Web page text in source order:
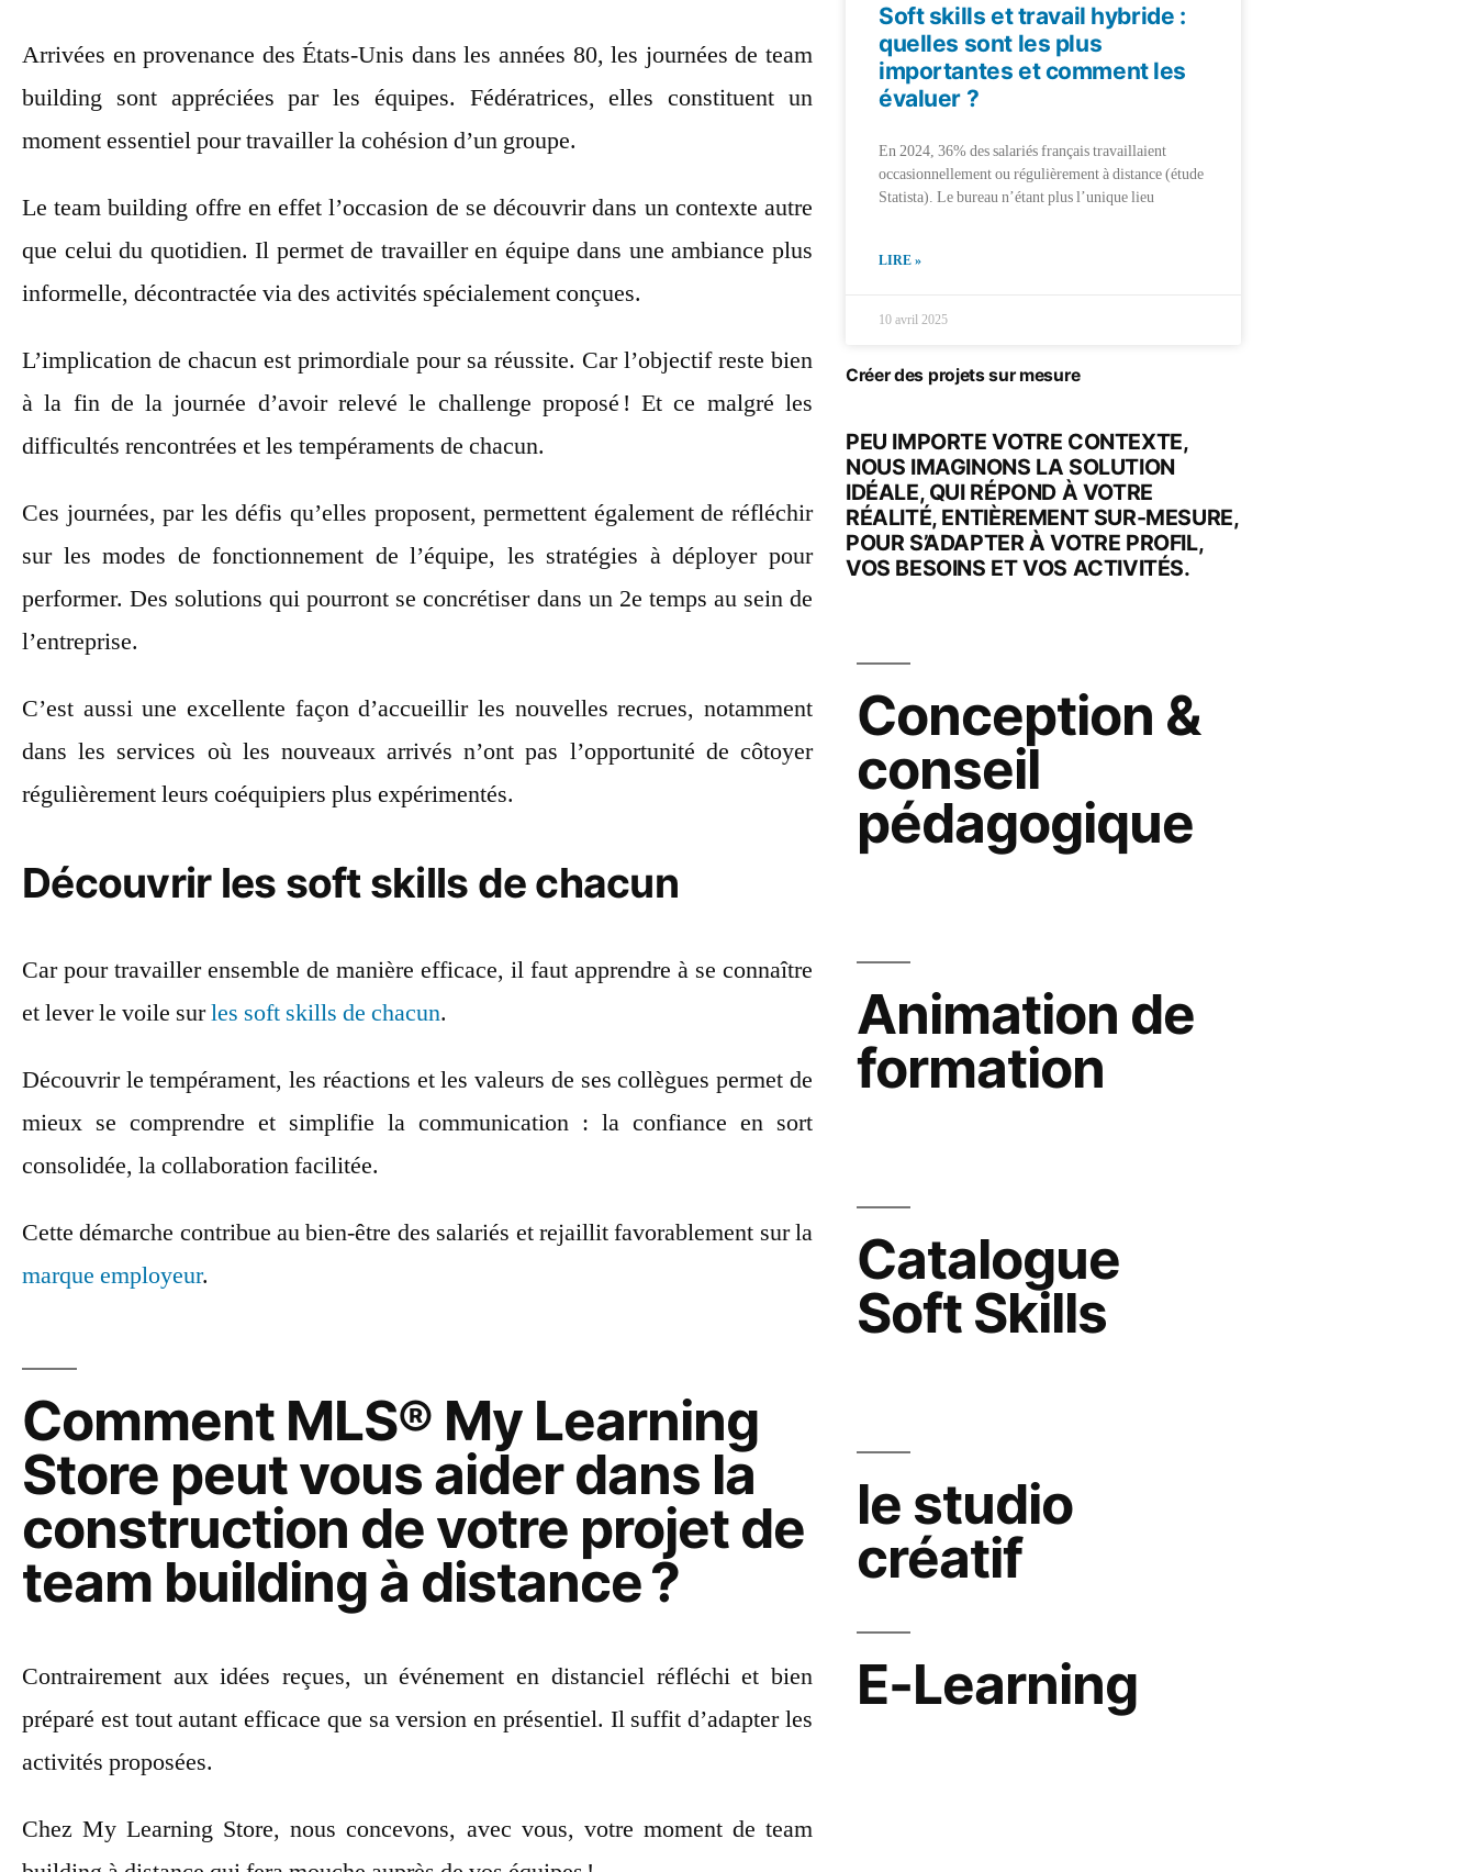
Arrivées en provenance des États-Unis dans les années 80, les journées de team
building sont appréciées par les équipes. Fédératrices, elles constituent un
moment essentiel pour travailler la cohésion d’un groupe.
Le team building offre en effet l’occasion de se découvrir dans un contexte autre
que celui du quotidien. Il permet de travailler en équipe dans une ambiance plus
informelle, décontractée via des activités spécialement conçues.
L’implication de chacun est primordiale pour sa réussite. Car l’objectif reste bien
à la fin de la journée d’avoir relevé le challenge proposé ! Et ce malgré les
difficultés rencontrées et les tempéraments de chacun.
Ces journées, par les défis qu’elles proposent, permettent également de réfléchir
sur les modes de fonctionnement de l’équipe, les stratégies à déployer pour
performer. Des solutions qui pourront se concrétiser dans un 2e temps au sein de
l’entreprise.
C’est aussi une excellente façon d’accueillir les nouvelles recrues, notamment
dans les services où les nouveaux arrivés n’ont pas l’opportunité de côtoyer
régulièrement leurs coéquipiers plus expérimentés.
Découvrir les soft skills de chacun
Car pour travailler ensemble de manière efficace, il faut apprendre à se connaître
et lever le voile surles soft skills de chacun.
Découvrir le tempérament, les réactions et les valeurs de ses collègues permet de
mieux se comprendre et simplifie la communication : la confiance en sort
consolidée, la collaboration facilitée.
Cette démarche contribue au bien-être des salariés et rejaillit favorablement sur la
marque employeur.
Comment MLS® My Learning
Store peut vous aider dans la
construction de votre projet de
team building à distance ?
Contrairement aux idées reçues, un événement en distanciel réfléchi et bien
préparé est tout autant efficace que sa version en présentiel. Il suffit d’adapter les
activités proposées.
Chez My Learning Store, nous concevons, avec vous, votre moment de team
Soft skills et travail hybride :
quelles sont les plus
importantes et comment les
évaluer ?
En 2024, 36% des salariés français travaillaient
occasionnellement ou régulièrement à distance (étude
Statista). Le bureau n’étant plus l’unique lieu
LIRE »
10 avril 2025
Créer des projets sur mesure
PEU IMPORTE VOTRE CONTEXTE,
NOUS IMAGINONS LA SOLUTION
IDÉALE, QUI RÉPOND À VOTRE
RÉALITÉ, ENTIÈREMENT SUR-MESURE,
POUR S’ADAPTER À VOTRE PROFIL,
VOS BESOINS ET VOS ACTIVITÉS.
Conception &
conseil
pédagogique
Animation de
formation
Catalogue
Soft Skills
le studio
créatif
E-Learning